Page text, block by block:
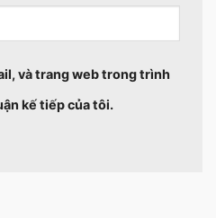
và trang web trong trình
kế tiếp của tôi.